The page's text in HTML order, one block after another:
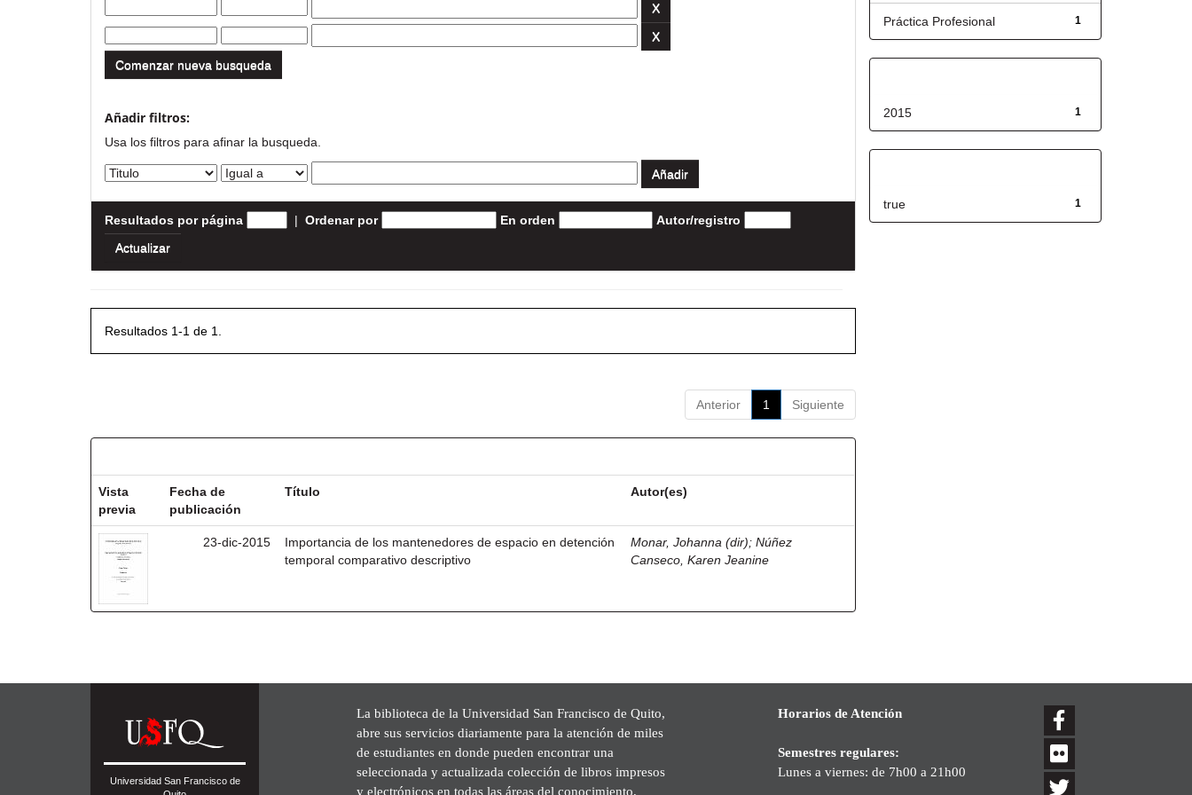
Comenzar nueva busqueda
Añadir filtros:
Usa los filtros para afinar la busqueda.
Resultados por página | Ordenar por En orden Autor/registro
Resultados 1-1 de 1.
Anterior 1 Siguiente
Vista
previa
Fecha de
publicación
Título Autor(es)
23-dic-2015
Importancia de los mantenedores de espacio en detención
temporal comparativo descriptivo
Monar, Johanna (dir);Núñez
Canseco, Karen Jeanine
1
Práctica Profesional
1
2015
1
true
Universidad San Francisco de
La biblioteca de la Universidad San Francisco de Quito,
abre sus servicios diariamente para la atención de miles
de estudiantes en donde pueden encontrar una
seleccionada y actualizada colección de libros impresos
y electrónicos en todas las áreas del conocimiento,
Horarios de Atención
Semestres regulares:
Lunes a viernes: de 7h00 a 21h00